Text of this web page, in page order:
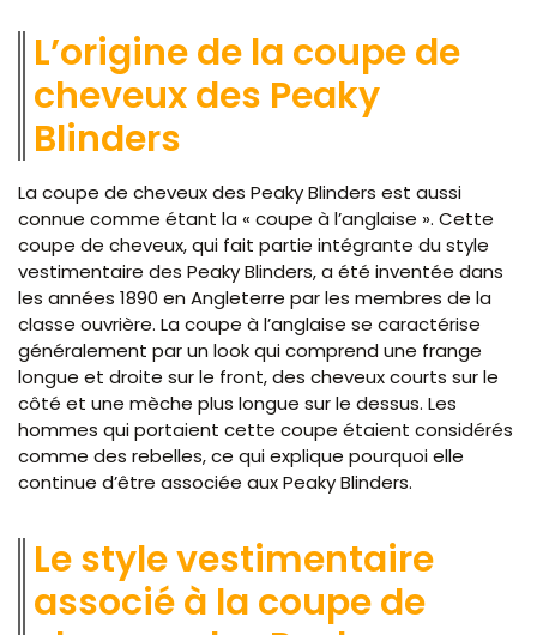
L’origine de la coupe de
cheveux des Peaky
Blinders
La coupe de cheveux des Peaky Blinders est aussi
connue comme étant la « coupe à l’anglaise ». Cette
coupe de cheveux, qui fait partie intégrante du style
vestimentaire des Peaky Blinders, a été inventée dans
les années 1890 en Angleterre par les membres de la
classe ouvrière. La coupe à l’anglaise se caractérise
généralement par un look qui comprend une frange
longue et droite sur le front, des cheveux courts sur le
côté et une mèche plus longue sur le dessus. Les
hommes qui portaient cette coupe étaient considérés
comme des rebelles, ce qui explique pourquoi elle
continue d’être associée aux Peaky Blinders.
Le style vestimentaire
associé à la coupe de